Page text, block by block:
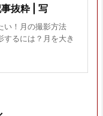
抜粋 | 写
い！月の撮影方法
するには？月を大き